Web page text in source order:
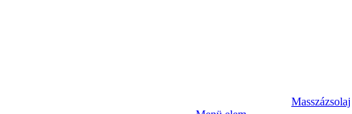
Masszázsolaj